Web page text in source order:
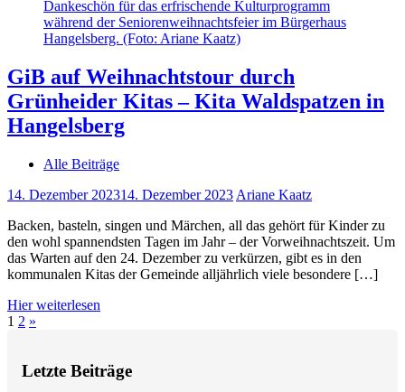
GiB auf Weihnachtstour durch
Grünheider Kitas – Kita Waldspatzen in
Hangelsberg
Alle Beiträge
14. Dezember 202314. Dezember 2023 Ariane Kaatz
Backen, basteln, singen und Märchen, all das gehört für Kinder zu
den wohl spannendsten Tagen im Jahr – der Vorweihnachtszeit. Um
das Warten auf den 24. Dezember zu verkürzen, gibt es in den
kommunalen Kitas der Gemeinde alljährlich viele besondere […]
Hier weiterlesen
Seitennummerierung
Beiträge
1 2 Nächste
»
Letzte Beiträge